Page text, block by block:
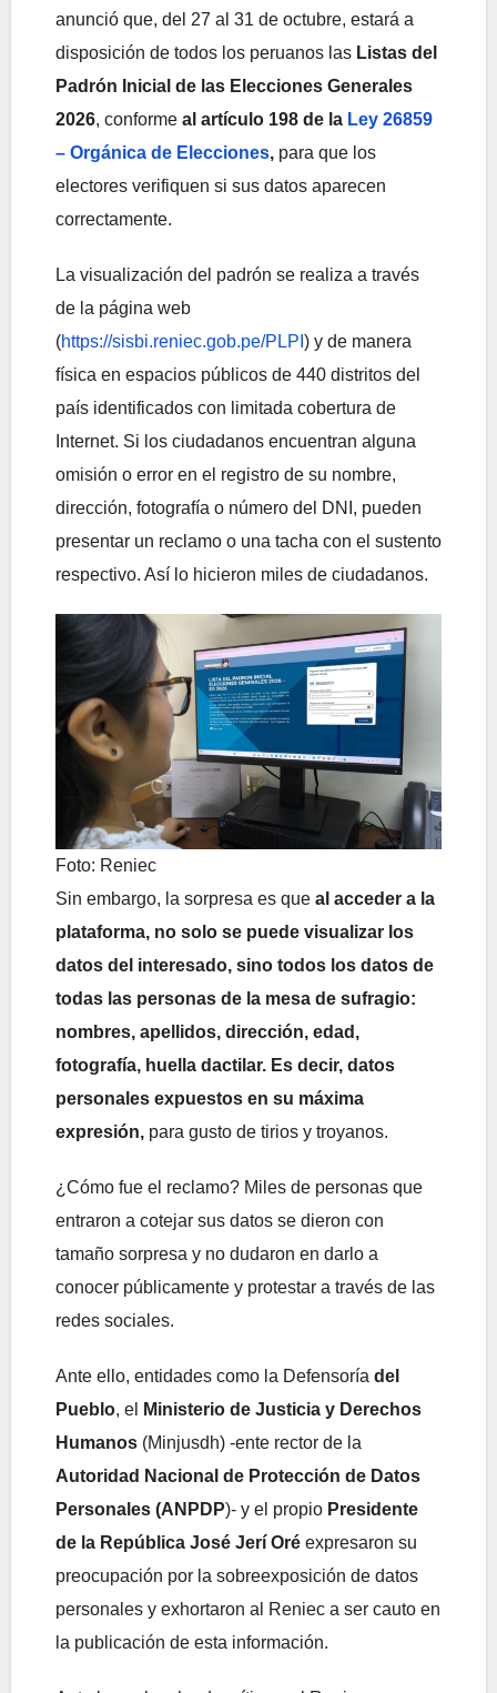
anunció que, del 27 al 31 de octubre, estará a
disposición de todos los peruanos las Listas del
Padrón Inicial de las Elecciones Generales
2026, conforme al artículo 198 de la Ley 26859
– Orgánica de Elecciones, para que los
electores verifiquen si sus datos aparecen
correctamente.
La visualización del padrón se realiza a través
de la página web
(https://sisbi.reniec.gob.pe/PLPI ) y de manera
física en espacios públicos de 440 distritos del
país identificados con limitada cobertura de
Internet. Si los ciudadanos encuentran alguna
omisión o error en el registro de su nombre,
dirección, fotografía o número del DNI, pueden
presentar un reclamo o una tacha con el sustento
respectivo. Así lo hicieron miles de ciudadanos.
Foto: Reniec
Sin embargo, la sorpresa es que al acceder a la
plataforma, no solo se puede visualizar los
datos del interesado, sino todos los datos de
todas las personas de la mesa de sufragio:
nombres, apellidos, dirección, edad,
fotografía, huella dactilar. Es decir, datos
personales expuestos en su máxima
expresión, para gusto de tirios y troyanos.
¿Cómo fue el reclamo? Miles de personas que
entraron a cotejar sus datos se dieron con
tamaño sorpresa y no dudaron en darlo a
conocer públicamente y protestar a través de las
redes sociales.
Ante ello, entidades como la Defensoría del
Pueblo, el
Ministerio de Justicia y Derechos
Humanos (Minjusdh) -ente rector de la
Autoridad Nacional de Protección de Datos
Personales (ANPDP)- y el propio Presidente
de la República José Jerí Oré expresaron su
preocupación por la sobreexposición de datos
personales y exhortaron al Reniec a ser cauto en
la publicación de esta información.